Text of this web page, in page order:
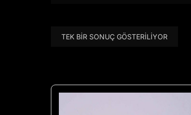
TEK BIR SONUÇ GÖSTERILIYOR